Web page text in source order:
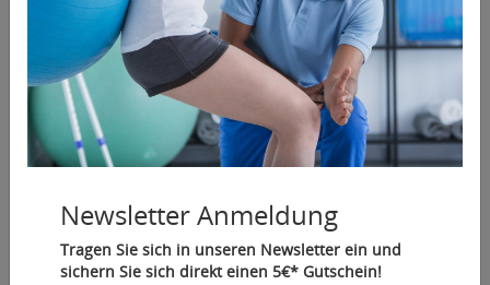
Newsletter Anmeldung
Tragen Sie sich in unseren Newsletter ein und
sichern Sie sich direkt einen 5€* Gutschein!
4Vibe Massage Gun
Artikelnummer: 08510